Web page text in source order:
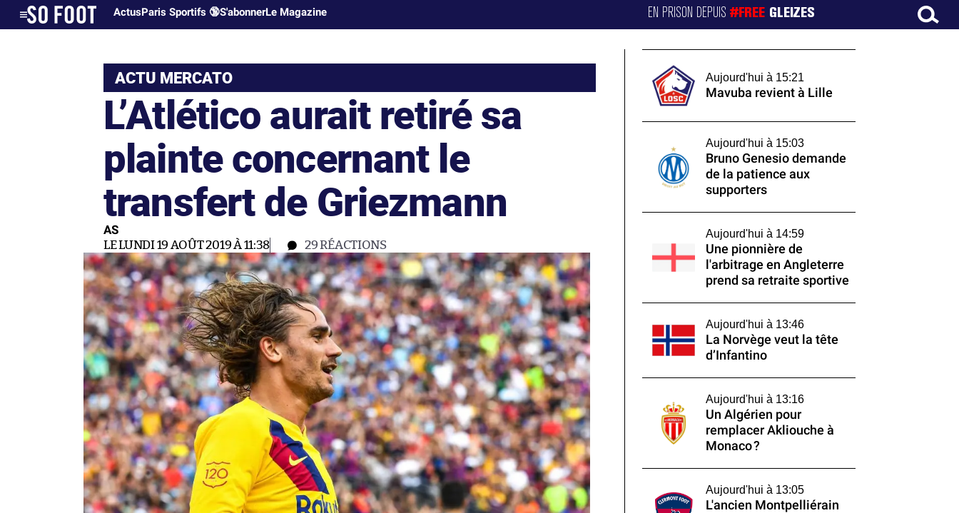
ActusParis Sportifs 🔞S'abonnerLe Magazine EN PRISON DEPUIS#FREE GLEIZES
ACTU MERCATO
L’Atlético aurait retiré sa
plainte concernant le
transfert de Griezmann
AS
LE LUNDI 19 AOÛT 2019 À 11:38 29RÉACTIONS
Aujourd'hui à 15:21
Mavuba revient à Lille
Aujourd'hui à 15:03
Bruno Genesio demande
de la patience aux
supporters
Aujourd'hui à 14:59
Une pionnière de
l'arbitrage en Angleterre
prend sa retraite sportive
Aujourd'hui à 13:46
La Norvège veut la tête
d’Infantino
Aujourd'hui à 13:16
Un Algérien pour
remplacer Akliouche à
Monaco ?
Aujourd'hui à 13:05
L'ancien Montpelliérain